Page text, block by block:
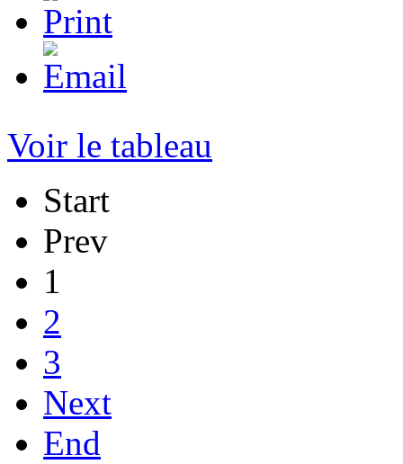
Voir le tableau
Start
Prev
1
2
3
Next
End